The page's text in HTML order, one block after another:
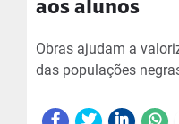
aos alunos
Obras ajudam a
das populações